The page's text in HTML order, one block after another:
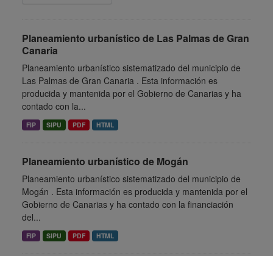
Planeamiento urbanístico de Las Palmas de Gran
Canaria
Planeamiento urbanístico sistematizado del municipio de
Las Palmas de Gran Canaria . Esta información es
producida y mantenida por el Gobierno de Canarias y ha
contado con la...
FIP SIPU PDF HTML
Planeamiento urbanístico de Mogán
Planeamiento urbanístico sistematizado del municipio de
Mogán . Esta información es producida y mantenida por el
Gobierno de Canarias y ha contado con la financiación
del...
FIP SIPU PDF HTML